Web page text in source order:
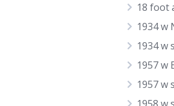
18 foot
1934 w
1934 w
1957 w
1957 w